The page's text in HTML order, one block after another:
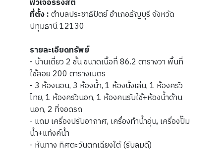
ฟิวเจอร์รังสิต
ที่ตั้ง :ตำบลประชาธิปัตย์ อำเภอธัญบุรี จังหวัด
ปทุมธานี 12130
รายละเอียดทรัพย์
- บ้านเดี่ยว 2 ชั้น ขนาดเนื้อที่ 86.2 ตารางวา พื้นที่
ใช้สอย 200 ตารางเมตร
- 3 ห้องนอน, 3 ห้องน้ำ, 1 ห้องนั่งเล่น, 1 ห้องครัว
ไทย, 1 ห้องครัวนอก, 1 ห้องคนรับใช้+ห้องน้ำด้าน
นอก, 2 ที่จอดรถ
- แถม เครื่องปรับอากาศ, เครื่องทำน้ำอุ่น, เครื่องปั๊ม
น้ำ+แท้งค์น้ำ
- หันทาง ทิศตะวันตกเฉียงใต้ (รับลมดี)